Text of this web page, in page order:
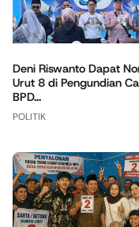
Deni Riswanto Dapat
Urut 8 di Pengundian
BPD...
POLITIK